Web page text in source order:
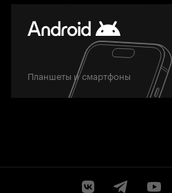
Планшеты и смартфоны